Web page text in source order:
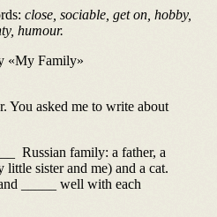
close, sociable, get on, hobby,
humour.
Family»
You asked me to write about
Russian family: a father, a
sister and me) and a cat.
_____ well with each